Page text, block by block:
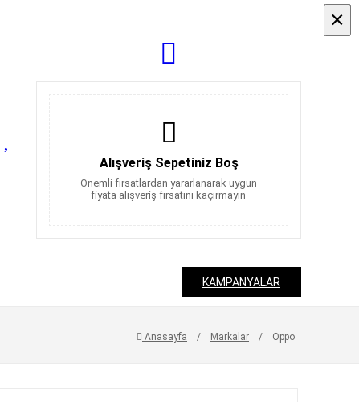
Alışveriş Sepetiniz Boş
Önemli fırsatlardan yararlanarak uygun
fiyata alışveriş fırsatını kaçırmayın
KAMPANYALAR
Anasayfa / Markalar / Oppo
×
×